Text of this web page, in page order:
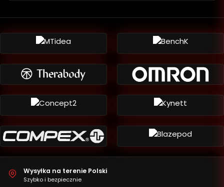
Wysyłka na terenie Polski
Szybko i bezpiecznie